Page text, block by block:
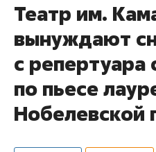
Театр им.
вынуждают
с репертуара
по пьесе
Нобелевской